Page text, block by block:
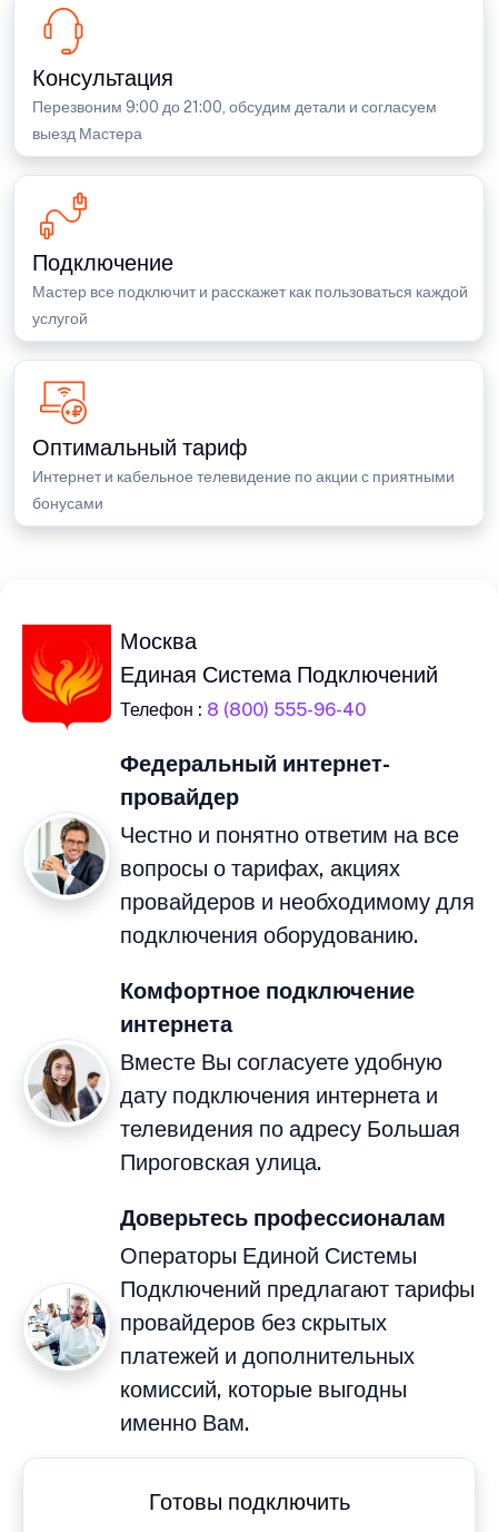
Консультация
Перезвоним 9:00 до 21:00, обсудим детали и согласуем
выезд Мастера
Подключение
Мастер все подключит и расскажет как пользоваться каждой
услугой
Оптимальный тариф
Интернет и кабельное телевидение по акции с приятными
бонусами
Москва
Единая Система Подключений
Телефон : 8 (800) 555-96-40
Федеральный интернет-
провайдер
Честно и понятно ответим на все
вопросы о тарифах, акциях
провайдеров и необходимому для
подключения оборудованию.
Комфортное подключение
интернета
Вместе Вы согласуете удобную
дату подключения интернета и
телевидения по адресу Большая
Пироговская улица.
Доверьтесь профессионалам
Операторы Единой Системы
Подключений предлагают тарифы
провайдеров без скрытых
платежей и дополнительных
комиссий, которые выгодны
именно Вам.
Готовы подключить